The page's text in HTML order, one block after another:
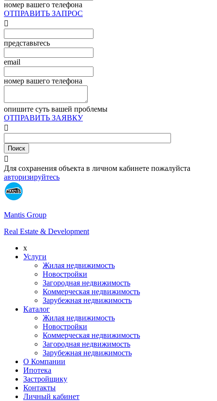
номер вашего телефона
ОТПРАВИТЬ ЗАПРОС

представьтесь
email
номер вашего телефона
опишите суть вашей проблемы
ОТПРАВИТЬ ЗАЯВКУ


Для сохранения объекта в личном кабинете пожалуйста
авторизируйтесь
Mantis Group
Real Estate & Development
x
Услуги
Жилая недвижимость
Новостройки
Загородная недвижимость
Коммерческая недвижимость
Зарубежная недвижимость
Каталог
Жилая недвижимость
Новостройки
Коммерческая недвижимость
Загородная недвижимость
Зарубежная недвижимость
О Компании
Ипотека
Застройщику
Контакты
Личный кабинет